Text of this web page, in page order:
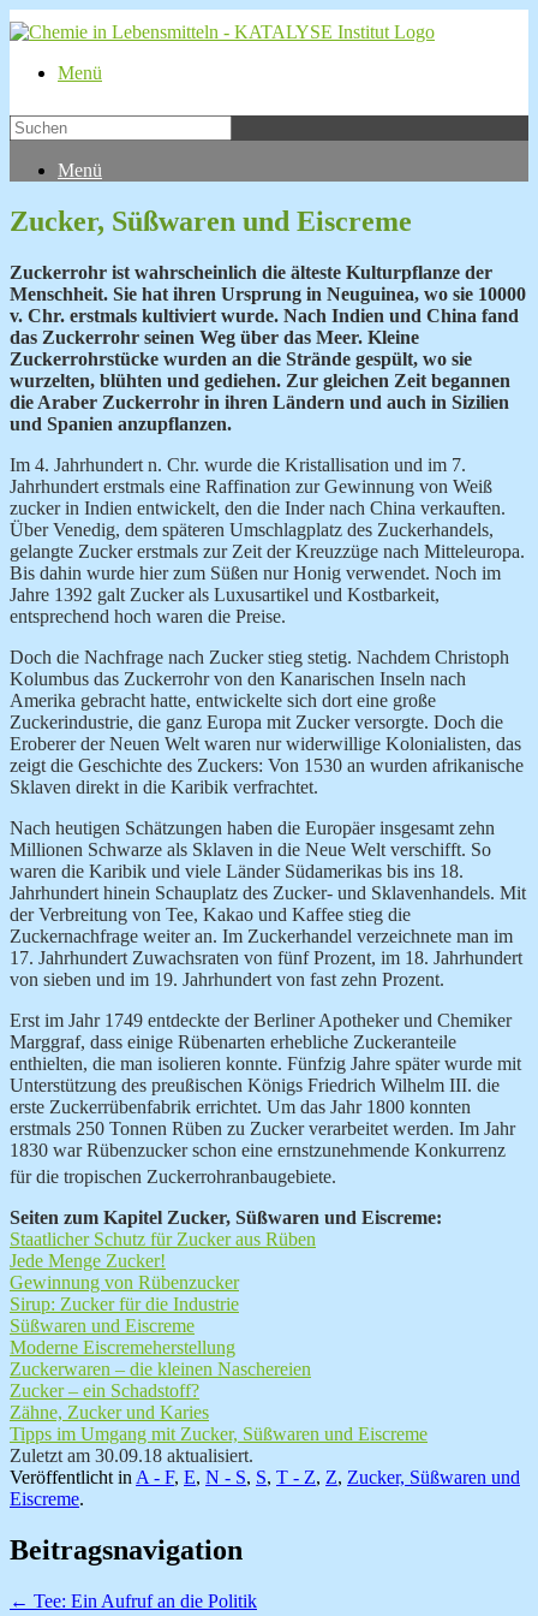
Menü
Menü
Zucker, Süßwaren und Eiscreme
Zuckerrohr ist wahrscheinlich die älteste Kulturpflanze der
Menschheit. Sie hat ihren Ursprung in Neuguinea, wo sie 10000
v. Chr. erstmals kultiviert wurde. Nach Indien und China fand
das Zuckerrohr seinen Weg über das Meer. Kleine
Zuckerrohrstücke wurden an die Strände gespült, wo sie
wurzelten, blühten und gediehen. Zur gleichen Zeit begannen
die Araber Zuckerrohr in ihren Ländern und auch in Sizilien
und Spanien anzupflanzen.
Im 4. Jahrhundert n. Chr. wurde die Kristallisation und im 7.
Jahrhundert erstmals eine Raffination zur Gewinnung von Weiß
zucker in Indien entwickelt, den die Inder nach China verkauften.
Über Venedig, dem späteren Umschlagplatz des Zuckerhandels,
gelangte Zucker erstmals zur Zeit der Kreuzzüge nach Mitteleuropa.
Bis dahin wurde hier zum Süßen nur Honig verwendet. Noch im
Jahre 1392 galt Zucker als Luxusartikel und Kostbarkeit,
entsprechend hoch waren die Preise.
Doch die Nachfrage nach Zucker stieg stetig. Nachdem Christoph
Kolumbus das Zuckerrohr von den Kanarischen Inseln nach
Amerika gebracht hatte, entwickelte sich dort eine große
Zuckerindustrie, die ganz Europa mit Zucker versorgte. Doch die
Eroberer der Neuen Welt waren nur widerwillige Kolonialisten, das
zeigt die Geschichte des Zuckers: Von 1530 an wurden afrikanische
Sklaven direkt in die Karibik verfrachtet.
Nach heutigen Schätzungen haben die Europäer insgesamt zehn
Millionen Schwarze als Sklaven in die Neue Welt verschifft. So
waren die Karibik und viele Länder Südamerikas bis ins 18.
Jahrhundert hinein Schauplatz des Zucker- und Sklavenhandels. Mit
der Verbreitung von Tee, Kakao und Kaffee stieg die
Zuckernachfrage weiter an. Im Zuckerhandel verzeichnete man im
17. Jahrhundert Zuwachsraten von fünf Prozent, im 18. Jahrhundert
von sieben und im 19. Jahrhundert von fast zehn Prozent.
Erst im Jahr 1749 entdeckte der Berliner Apotheker und Chemiker
Marggraf, dass einige Rübenarten erhebliche Zuckeranteile
enthielten, die man isolieren konnte. Fünfzig Jahre später wurde mit
Unterstützung des preußischen Königs Friedrich Wilhelm III. die
erste Zuckerrübenfabrik errichtet. Um das Jahr 1800 konnten
erstmals 250 Tonnen Rüben zu Zucker verarbeitet werden. Im Jahr
1830 war Rübenzucker schon eine ernstzunehmende Konkurrenz
für die tropischen Zuckerrohranbaugebiete.
Seiten zum Kapitel Zucker, Süßwaren und Eiscreme:
Staatlicher Schutz für Zucker aus Rüben
Jede Menge Zucker!
Gewinnung von Rübenzucker
Sirup: Zucker für die Industrie
Süßwaren und Eiscreme
Moderne Eiscremeherstellung
Zuckerwaren – die kleinen Naschereien
Zucker – ein Schadstoff?
Zähne, Zucker und Karies
Tipps im Umgang mit Zucker, Süßwaren und Eiscreme
Zuletzt am 30.09.18 aktualisiert.
Veröffentlicht in A - F, E, N - S, S, T - Z, Z, Zucker, Süßwaren und
Eiscreme.
Beitragsnavigation
← Tee: Ein Aufruf an die Politik